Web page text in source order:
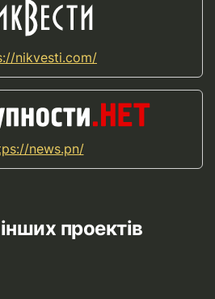
nikvesti.com/
news.pn/
проектів